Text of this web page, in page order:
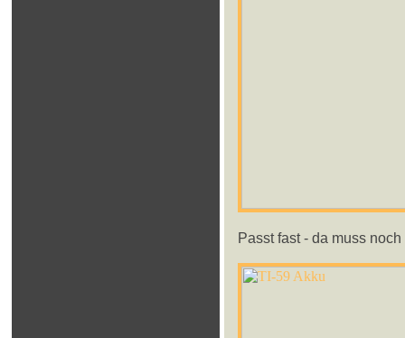
Passt fast - da muss